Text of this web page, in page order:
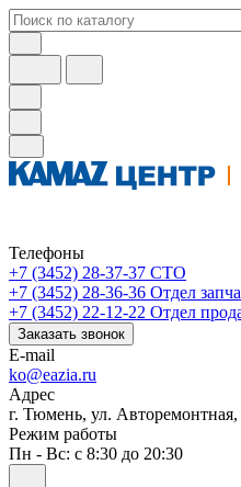
Телефоны
+7 (3452) 28-37-37 СТО
+7 (3452) 28-36-36 Отдел
+7 (3452) 22-12-22 Отдел
Заказать звонок
E-mail
ko@eazia.ru
Адрес
г. Тюмень, ул. Авторемонтная,
Режим работы
Пн - Вс: с 8:30 до 20:30